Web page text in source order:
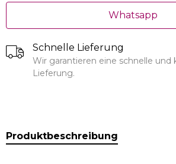
Whatsapp
Schnelle Lieferung
Wir garantieren eine schnelle
Lieferung.
Produktbeschreibung